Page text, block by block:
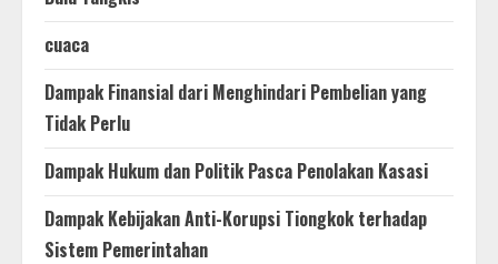
cuaca
Dampak Finansial dari Menghindari Pembelian yang
Tidak Perlu
Dampak Hukum dan Politik Pasca Penolakan Kasasi
Dampak Kebijakan Anti-Korupsi Tiongkok terhadap
Sistem Pemerintahan